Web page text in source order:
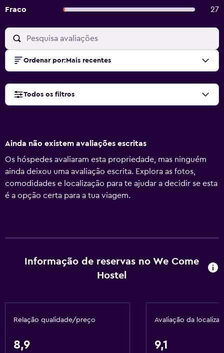
Fraco
27
Ordenar por: Mais recentes
Todos os filtros
Ainda não existem avaliações escritas
Os hóspedes avaliaram esta propriedade, mas ninguém
ainda deixou uma avaliação escrita. Explora as fotos,
comodidades e localização para te ajudar a decidir se esta
é a opção certa para a tua viagem.
Informação de reservas no We Come
Hostel
Relação qualidade/preço
8,9
Avaliação da
9,1